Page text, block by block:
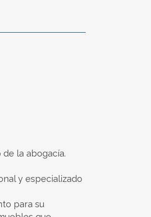
la abogacía.
y especializado
para su